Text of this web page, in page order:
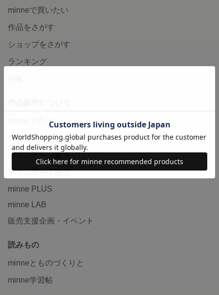
minneで買いたい
作品をさがす
ショップをさがす
ランキング
minneで売りたい
食品販売
ヴィンテージ販売
ダウンロード販売
minne PLUS
minne LAB
販売支援企画・イベント
読みもの
minneとものづくりと
minne学習帖